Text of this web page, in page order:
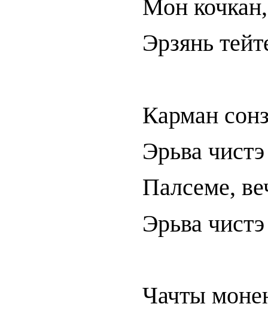
Мон
Эрзянь
Карман
Эрьва
Палсеме,
Эрьва
Чачты